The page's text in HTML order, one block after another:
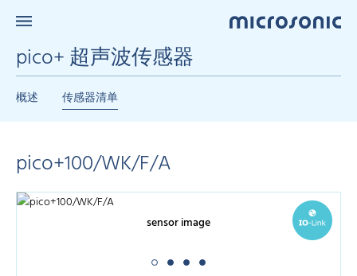
pico+ 超声波传感器
概述 传感器清单
pico+100/WK/F/A
sensor image